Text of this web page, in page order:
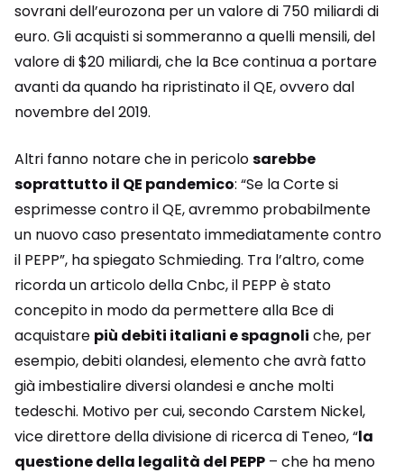
sovrani dell’eurozona per un valore di 750 miliardi di
euro. Gli acquisti si sommeranno a quelli mensili, del
valore di $20 miliardi, che la Bce continua a portare
avanti da quando ha ripristinato il QE, ovvero dal
novembre del 2019.
Altri fanno notare che in pericolosarebbe
soprattutto il QE pandemico: “Se la Corte si
esprimesse contro il QE, avremmo probabilmente
un nuovo caso presentato immediatamente contro
il PEPP”, ha spiegato Schmieding. Tra l’altro, come
ricorda un articolo della Cnbc, il PEPP è stato
concepito in modo da permettere alla Bce di
acquistare più debiti italiani e spagnoli che, per
esempio, debiti olandesi, elemento che avrà fatto
già imbestialire diversi olandesi e anche molti
tedeschi. Motivo per cui, secondo Carstem Nickel,
vice direttore della divisione di ricerca di Teneo, “la
questione della legalità del PEPP – che ha meno